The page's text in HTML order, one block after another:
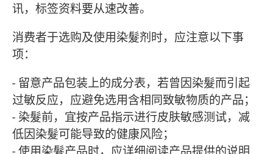
讯，标签资料要从速改善。
消费者于选购及使用染髮剂时，应注意以下事
项：
- 留意产品包装上的成分表，若曾因染髮而引起
过敏反应，应避免选用含相同致敏物质的产品；
- 染髮前，宜按产品指示进行皮肤敏感测试，减
低因染髮可能导致的健康风险；